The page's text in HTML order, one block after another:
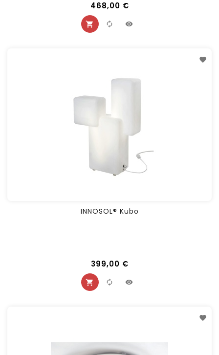
468,00 €
INNOSOL® Kubo
399,00 €